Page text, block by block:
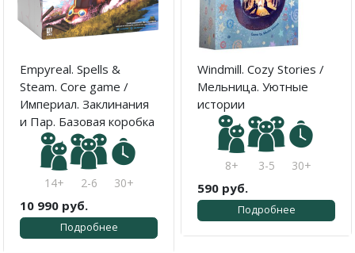
Empyreal. Spells &
Steam. Core game /
Империал. Заклинания
и Пар. Базовая коробка
14+ 2-6 30+
10 990 руб.
Подробнее
Windmill. Cozy Stories /
Мельница. Уютные
истории
8+ 3-5 30+
590 руб.
Подробнее